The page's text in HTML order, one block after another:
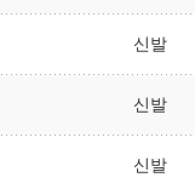
신발
신발
신발